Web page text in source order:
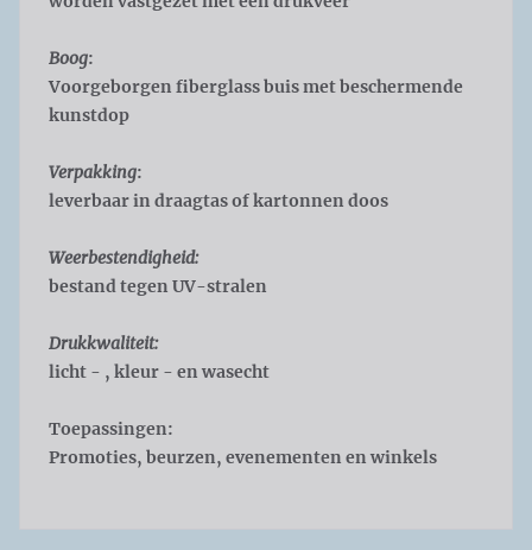
Boog:
Voorgeborgen fiberglass buis met beschermende
kunstdop
Verpakking:
leverbaar in draagtas of kartonnen doos
Weerbestendigheid:
bestand tegen UV-stralen
Drukkwaliteit:
licht - , kleur - en wasecht
Toepassingen:
Promoties, beurzen, evenementen en winkels